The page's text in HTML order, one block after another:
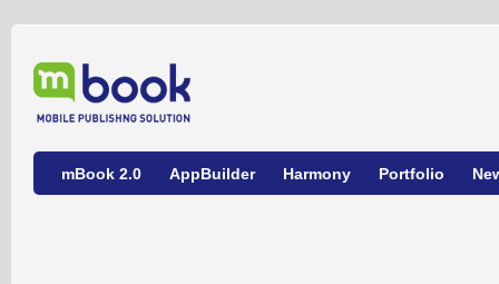
mBook 2.0 AppBuilder Harmony Portfolio